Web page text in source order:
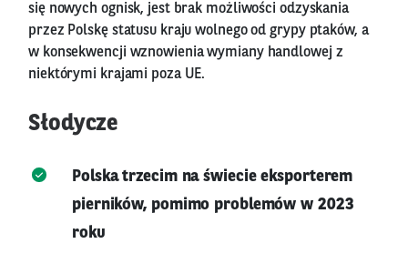
się nowych ognisk, jest brak możliwości odzyskania
przez Polskę statusu kraju wolnego od grypy ptaków, a
w konsekwencji wznowienia wymiany handlowej z
niektórymi krajami poza UE.
Słodycze
Polska trzecim na świecie eksporterem
pierników, pomimo problemów w 2023
roku